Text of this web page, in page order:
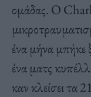
ομάδας. Ο
ένα μήνα μπήκε
ένα ματς
καν κλείσει τα